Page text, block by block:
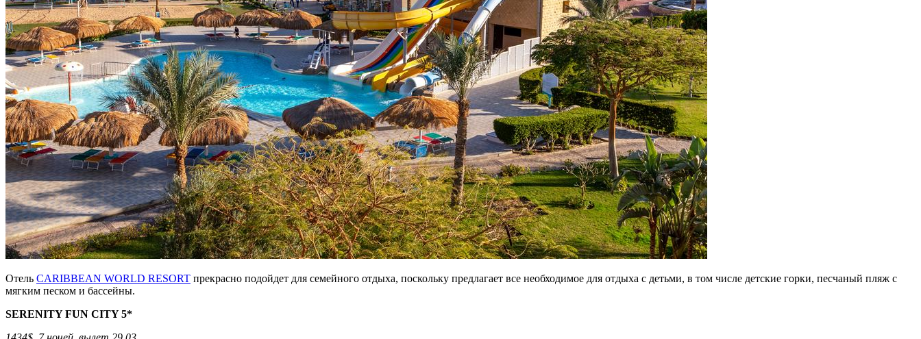
Отель CARIBBEAN WORLD RESORT прекрасно подойдет для семейного отдыха, поскольку предлагает все необходимое для отдыха с детьми, в том числе детские горки, песчаный пляж с
мягким песком и бассейны.
SERENITY FUN CITY 5*